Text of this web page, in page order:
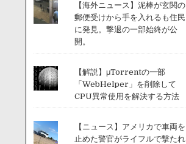
【海外ニュース】泥棒が玄関の
郵便受けから手を入れるも住民
に発見。撃退の一部始終が公
開。
【解説】μTorrentの一部
「WebHelper」を削除して
CPU異常使用を解決する方法
【ニュース】アメリカで車両を
止めた警官がライフルで撃たれ